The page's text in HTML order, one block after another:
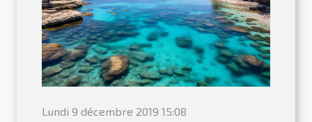
Lundi 9 décembre 2019 15:08